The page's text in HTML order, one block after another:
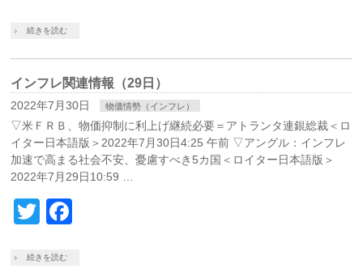
続きを読む
インフレ関連情報（29日）
2022年7月30日 物価情勢（インフレ）
▽米ＦＲＢ、物価抑制に利上げ継続必要＝アトランタ連銀総裁＜ロ
イター日本語版＞2022年7月30日4:25 午前 ▽アングル：インフレ
加速で高まる社会不安、憂慮すべき5カ国＜ロイター日本語版＞
2022年7月29日10:59 …
Twitter
続きを読む